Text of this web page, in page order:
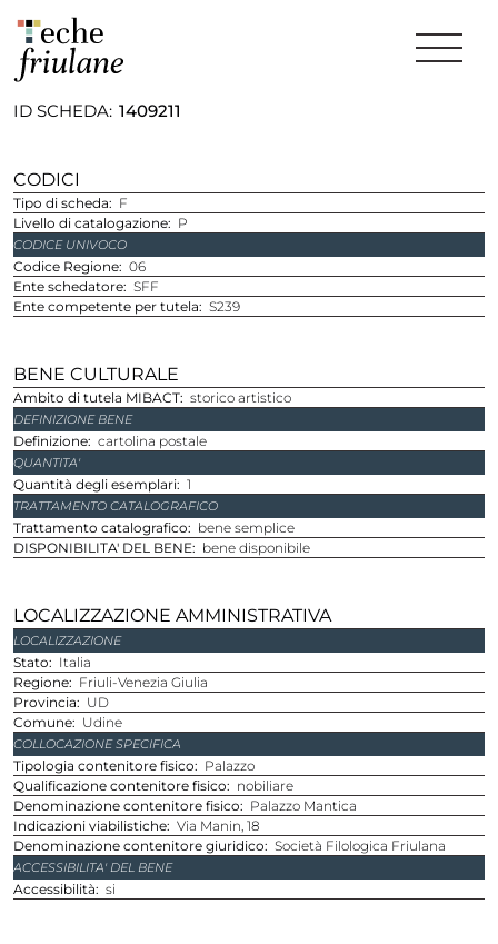
CODICI
ID SCHEDA 1409211
Tipo di scheda
F
Livello di catalogazione
P
CODICE UNIVOCO
Codice Regione 06
Ente schedatore SFF
Ente competente per tutela
S239
BENE CULTURALE
Ambito di tutela MIBACT storico artistico
DEFINIZIONE BENE
Definizione cartolina postale
QUANTITA'
Quantità degli esemplari 1
TRATTAMENTO CATALOGRAFICO
Trattamento catalografico
bene semplice
DISPONIBILITA' DEL BENE
bene disponibile
LOCALIZZAZIONE AMMINISTRATIVA
LOCALIZZAZIONE
stato
Italia
regione
Friuli-Venezia Giulia
provincia
UD
comune
Udine
COLLOCAZIONE SPECIFICA
Tipologia contenitore fisico
Palazzo
Qualificazione contenitore fisico
nobiliare
Denominazione contenitore fisico
Palazzo Mantica
Indicazioni viabilistiche Via Manin, 18
Denominazione contenitore giuridico
Società Filologica Friulana
ACCESSIBILITA' DEL BENE
Accessibilità si